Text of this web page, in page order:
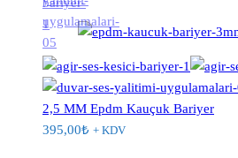
2,5 MM Epdm Kauçuk Bariyer
395,00₺ + KDV